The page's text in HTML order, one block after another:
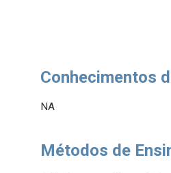
Conhecimentos
NA
Métodos de